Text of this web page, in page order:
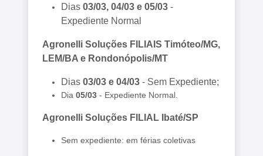
Dias 03/03, 04/03 e 05/03 -
Expediente Normal
Agronelli Soluções FILIAIS Timóteo/MG,
LEM/BA e Rondonópolis/MT
Dias 03/03 e 04/03 - Sem Expediente;
Dia 05/03 - Expediente Normal.
Agronelli Soluções FILIAL Ibaté/SP
Sem expediente: em férias coletivas